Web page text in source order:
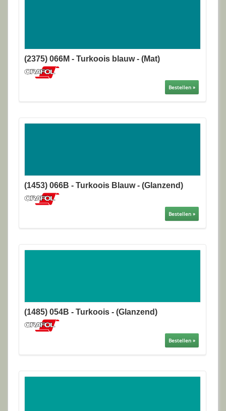
(2375) 066M - Turkoois blauw - (Mat)
Bestellen »
(1453) 066B - Turkoois Blauw - (Glanzend)
Bestellen »
(1485) 054B - Turkoois - (Glanzend)
Bestellen »